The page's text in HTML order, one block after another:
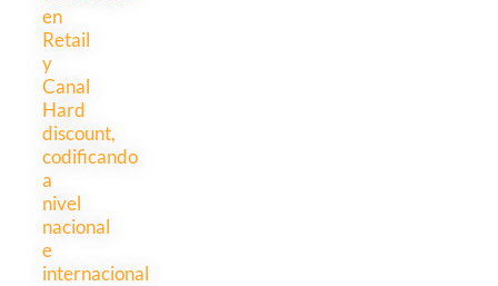
en
Retail
y
Canal
Hard
discount,
codificando
a
nivel
nacional
e
internacional